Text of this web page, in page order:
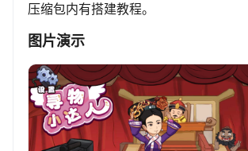
压缩包内有搭建教程。
图片演示